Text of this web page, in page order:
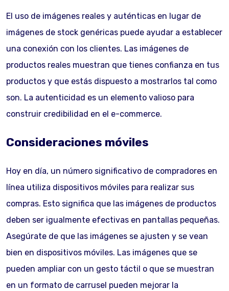
El uso de imágenes reales y auténticas en lugar de
imágenes de stock genéricas puede ayudar a establecer
una conexión con los clientes. Las imágenes de
productos reales muestran que tienes confianza en tus
productos y que estás dispuesto a mostrarlos tal como
son. La autenticidad es un elemento valioso para
construir credibilidad en el e-commerce.
Consideraciones móviles
Hoy en día, un número significativo de compradores en
línea utiliza dispositivos móviles para realizar sus
compras. Esto significa que las imágenes de productos
deben ser igualmente efectivas en pantallas pequeñas.
Asegúrate de que las imágenes se ajusten y se vean
bien en dispositivos móviles. Las imágenes que se
pueden ampliar con un gesto táctil o que se muestran
en un formato de carrusel pueden mejorar la